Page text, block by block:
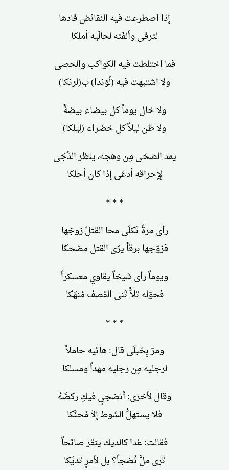
إذا اصطرعت فيه النقائض قادها
لترقى وألْفَته لحالَيه أملكا
فما اختلطت فيه الكواكب والحصى
ولا اشتبهت فيه (لُوَندا) ب(لرنكا)
ولا خال يوماً كل بيضاء بيضةً
ولا ظن ليلاً كل خضراء (ليلكا)
يمد الضحَى مِن وهجه، ينظر الدُّجَى
لإِحراقه أدعَى إذا كان أحلكا
* * *
رأى مرّةً ثكلَى محا القتلُ زوجَها
فزوّجها برقاً يرَى القتل مضحكا
ويوماً رأى شيخاً يقاوي معسكراً
فحوّله تلاًّ ثنى القصف مُنهَكا
* * *
ومرّ بِحُبلَى قال: هاتيه حاملاً
لرجليه مِن رجليه مهداً ومسلكا
وقال لأخرى: أنضجي فيكِ ركضَهُ
فلا يستهلُّ الشوط إلاّ مُحنَّكا
فقالت: غدا كالديك ينقر صائحاً
ترى ملَّ نُضجاً؟ بل لأمرٍ تديَّكا